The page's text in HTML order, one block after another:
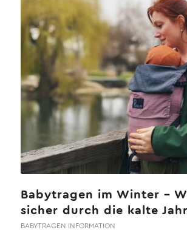
Babytragen im Winter –
sicher durch die kalte
BABYTRAGEN INFORMATION